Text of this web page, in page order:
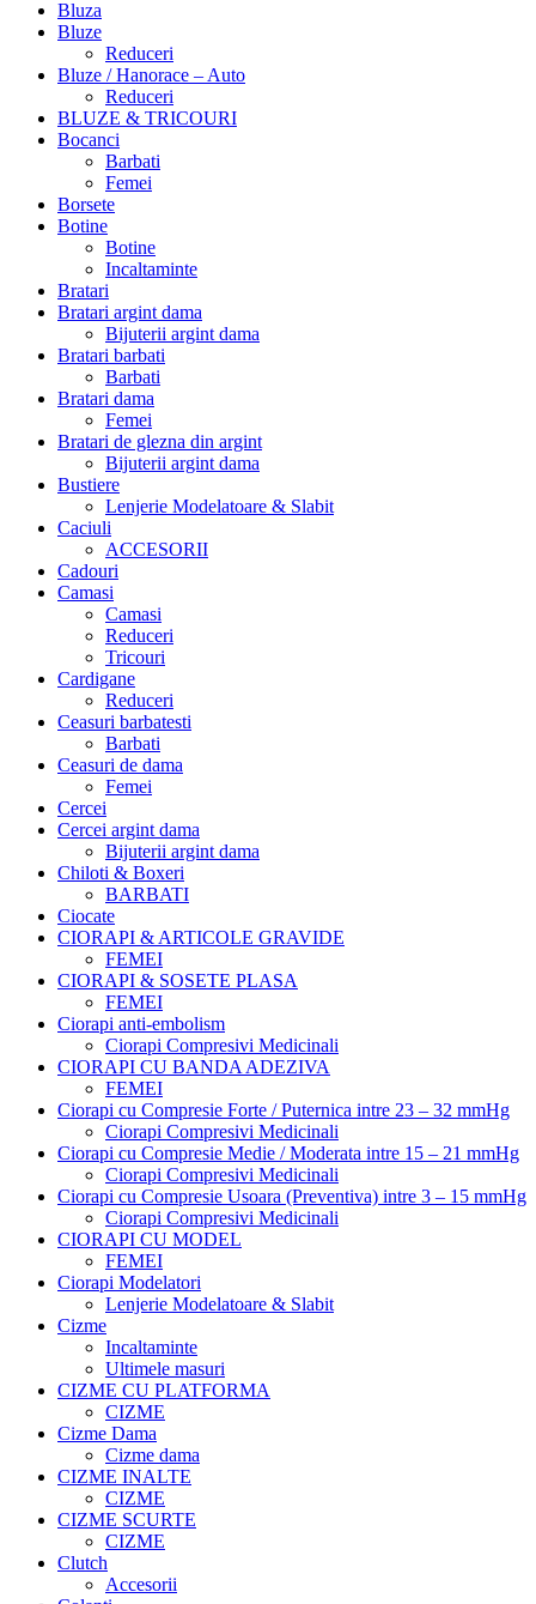
Bluza
Bluze
Reduceri
Bluze / Hanorace – Auto
Reduceri
BLUZE & TRICOURI
Bocanci
Barbati
Femei
Borsete
Botine
Botine
Incaltaminte
Bratari
Bratari argint dama
Bijuterii argint dama
Bratari barbati
Barbati
Bratari dama
Femei
Bratari de glezna din argint
Bijuterii argint dama
Bustiere
Lenjerie Modelatoare & Slabit
Caciuli
ACCESORII
Cadouri
Camasi
Camasi
Reduceri
Tricouri
Cardigane
Reduceri
Ceasuri barbatesti
Barbati
Ceasuri de dama
Femei
Cercei
Cercei argint dama
Bijuterii argint dama
Chiloti & Boxeri
BARBATI
Ciocate
CIORAPI & ARTICOLE GRAVIDE
FEMEI
CIORAPI & SOSETE PLASA
FEMEI
Ciorapi anti-embolism
Ciorapi Compresivi Medicinali
CIORAPI CU BANDA ADEZIVA
FEMEI
Ciorapi cu Compresie Forte / Puternica intre 23 – 32 mmHg
Ciorapi Compresivi Medicinali
Ciorapi cu Compresie Medie / Moderata intre 15 – 21 mmHg
Ciorapi Compresivi Medicinali
Ciorapi cu Compresie Usoara (Preventiva) intre 3 – 15 mmHg
Ciorapi Compresivi Medicinali
CIORAPI CU MODEL
FEMEI
Ciorapi Modelatori
Lenjerie Modelatoare & Slabit
Cizme
Incaltaminte
Ultimele masuri
CIZME CU PLATFORMA
CIZME
Cizme Dama
Cizme dama
CIZME INALTE
CIZME
CIZME SCURTE
CIZME
Clutch
Accesorii